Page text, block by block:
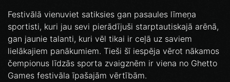
Festivālā vienuviet satiksies gan pasaules līmeņa
sportisti, kuri jau sevi pierādījuši starptautiskajā arēnā,
gan jaunie talanti, kuri vēl tikai ir ceļā uz saviem
lielākajiem panākumiem. Tieši šī iespēja vērot nākamos
čempionus līdzās sporta zvaigznēm ir viena no Ghetto
Games festivāla īpašajām vērtībām.